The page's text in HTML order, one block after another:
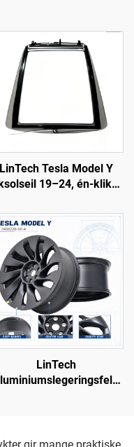
LinTech Tesla Model Y
19–24, én-klikks
blends UV-beskyttelse
LinTech